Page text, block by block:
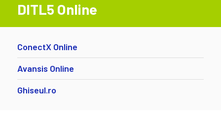
DITL5 Online
ConectX Online
Avansis Online
Ghiseul.ro